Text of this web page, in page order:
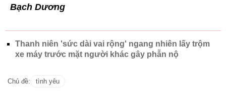
Bạch Dương
Thanh niên 'sức dài vai rộng' ngang nhiên lấy trộm
xe máy trước mặt người khác gây phẫn nộ
Chủ đề: tình yêu